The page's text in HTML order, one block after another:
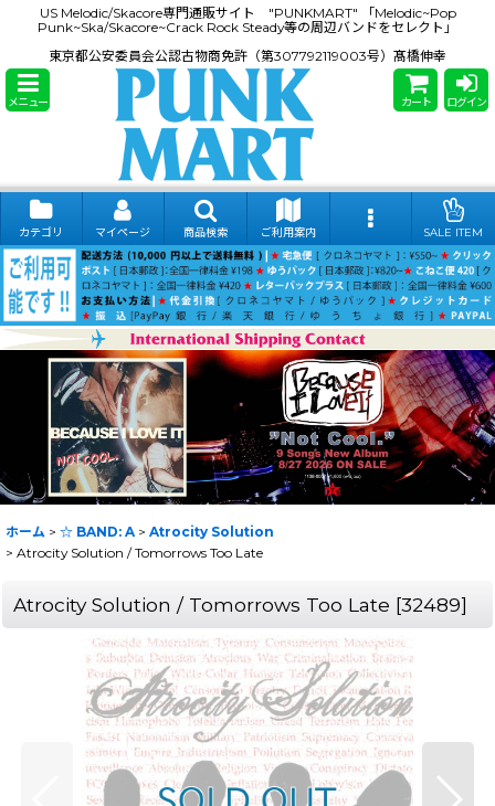
US Melodic/Skacore専門通販サイト "PUNKMART" 「Melodic~Pop
Punk~Ska/Skacore~Crack Rock Steady等の周辺バンドをセレクト」
東京都公安委員会公認古物商免許（第307792119003号）髙橋伸幸
メニュー カート ログイン
カテゴリ マイページ 商品検索 ご利用案内 SALE ITEM
ホーム > ☆ BAND: A > Atrocity Solution
> Atrocity Solution / Tomorrows Too Late
Atrocity Solution / Tomorrows Too Late [32489]